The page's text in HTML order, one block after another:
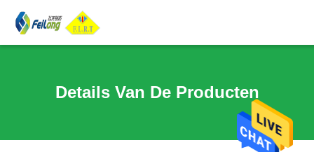
Details Van De Producten